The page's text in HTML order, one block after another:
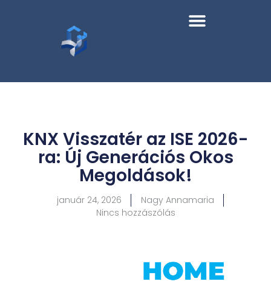
KNX Visszatér az ISE 2026-
ra: Új Generációs Okos
Megoldások!
január 24, 2026
Nagy Annamaria
Nincs hozzászólás